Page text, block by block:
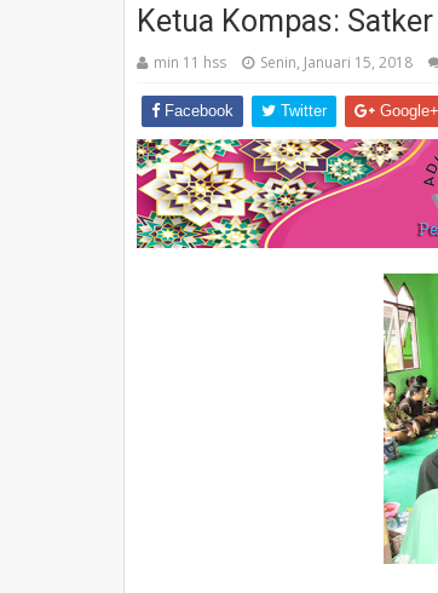
Ketua Kompas:
min 11 hss Senin, Januari 15, 2018
Facebook Twitter Google+